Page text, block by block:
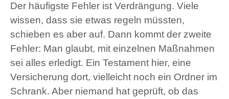
Der häufigste Fehler ist Verdrängung. Viele
wissen, dass sie etwas regeln müssten,
schieben es aber auf. Dann kommt der zweite
Fehler: Man glaubt, mit einzelnen Maßnahmen
sei alles erledigt. Ein Testament hier, eine
Versicherung dort, vielleicht noch ein Ordner im
Schrank. Aber niemand hat geprüft, ob das